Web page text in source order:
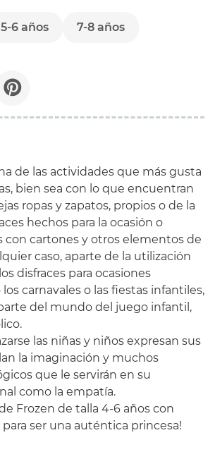
5-6 años
7-8 años
de las actividades que más gusta
bien sea con lo que encuentran
ropas y zapatos, propios o de la
hechos para la ocasión o
con cartones y otros elementos de
caso, aparte de la utilización
disfraces para ocasiones
carnavales o las fiestas infantiles,
del mundo del juego infantil,
las niñas y niños expresan sus
la imaginación y muchos
que le servirán en su
como la empatía.
Frozen de talla 4-6 años con
ser una auténtica princesa!